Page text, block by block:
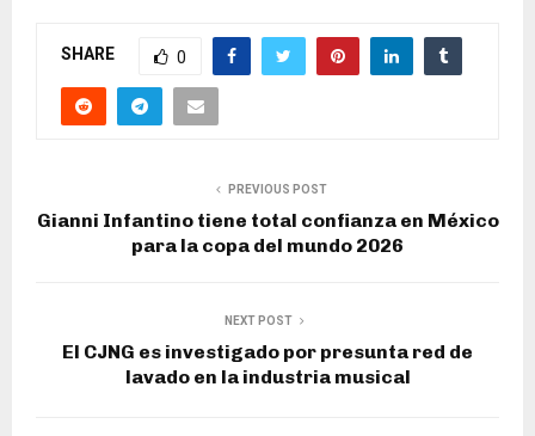
SHARE 0
PREVIOUS POST
Gianni Infantino tiene total confianza en México
para la copa del mundo 2026
NEXT POST
El CJNG es investigado por presunta red de
lavado en la industria musical